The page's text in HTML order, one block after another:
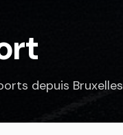
depuis Bruxelles